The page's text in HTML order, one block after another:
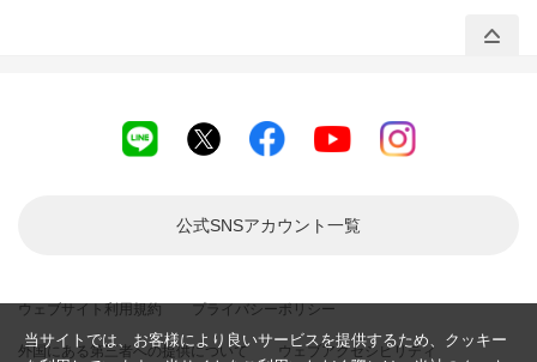
ウェブサイト利用規約 プライバシーポリシー
外国にある第三者への提供について ウェブアクセシビリティ
公式SNSアカウント一覧
当サイトでは、お客様により良いサービスを提供するため、クッキー